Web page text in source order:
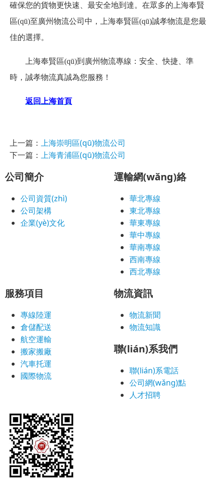
確保您的貨物更快速、最安全地到達。在眾多的 上海奉賢
區(qū)至廣州物流公司中， 上海奉賢區(qū)誠孝物流是您最
佳的選擇。
上海奉賢區(qū)到廣州物流專線 ：安全、快捷、準
時，誠孝物流真誠為您服務 ！
返回上海首頁
上一篇： 上海崇明區(qū)物流公司
下一篇： 上海青浦區(qū)物流公司
公司簡介
公司資質(zhì)
公司架構
企業(yè)文化
運輸網(wǎng)絡
華北專線
東北專線
華東專線
華中專線
華南專線
西南專線
西北專線
服務項目
專線陸運
倉儲配送
航空運輸
搬家搬廠
汽車托運
國際物流
物流資訊
物流新聞
物流知識
聯(lián)系我們
聯(lián)系電話
公司網(wǎng)點
人才招聘